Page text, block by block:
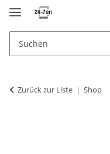
Zurück zur Liste Shop